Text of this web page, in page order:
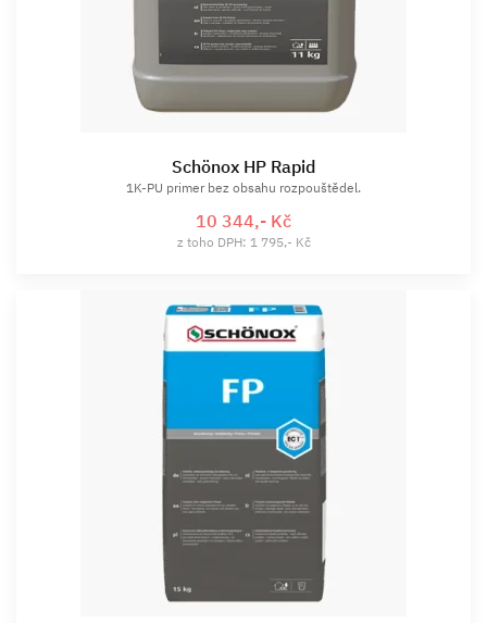
Schönox HP Rapid
1K-PU primer bez obsahu rozpouštědel.
10 344,- Kč
z toho DPH: 1 795,- Kč